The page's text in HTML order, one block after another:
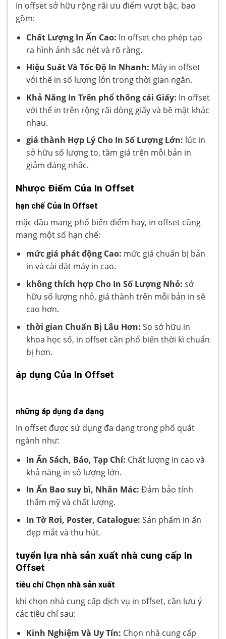
In offset sở hữu rộng rãi ưu điểm vượt bậc, bao
gồm:
Chất Lượng In Ấn Cao: In offset cho phép tạo
ra hình ảnh sắc nét và rõ ràng.
Hiệu Suất Và Tốc Độ In Nhanh: Máy in offset
với thể in số lượng lớn trong thời gian ngắn.
Khả Năng In Trên phổ thông cái Giấy: In offset
với thể in trên rộng rãi dòng giấy và bề mặt khác
nhau.
giá thành Hợp Lý Cho In Số Lượng Lớn: lúc in
sở hữu số lượng to, tầm giá trên mỗi bản in
giảm đáng nhắc.
Nhược Điểm Của In Offset
hạn chế Của In Offset
mặc dầu mang phổ biến điểm hay, in offset cũng
mang một số hạn chế:
mức giá phát động Cao: mức giá chuẩn bị bản
in và cài đặt máy in cao.
không thích hợp Cho In Số Lượng Nhỏ: sở
hữu số lượng nhỏ, giá thành trên mỗi bản in sẽ
cao hơn.
thời gian Chuẩn Bị Lâu Hơn: So sở hữu in
khoa học số, in offset cần phổ biến thời kì chuẩn
bị hơn.
áp dụng Của In Offset
những áp dụng đa dạng
In offset được sử dụng đa dạng trong phổ quát
ngành như:
In Ấn Sách, Báo, Tạp Chí: Chất lượng in cao và
khả năng in số lượng lớn.
In Ấn Bao suy bì, Nhãn Mác: Đảm bảo tính
thẩm mỹ và chất lượng.
In Tờ Rơi, Poster, Catalogue: Sản phẩm in ấn
đẹp mắt và thu hút.
tuyển lựa nhà sản xuất nhà cung cấp In
Offset
tiêu chí Chọn nhà sản xuất
khi chọn nhà cung cấp dịch vụ in offset, cần lưu ý
các tiêu chí sau:
Kinh Nghiệm Và Uy Tín: Chọn nhà cung cấp